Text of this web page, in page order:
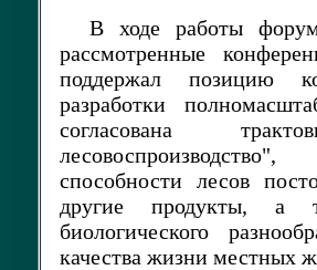
В ходе работы
рассмотренные
поддержал позицию
разработки
согласована
способности лесов
другие продукты, а
биологического
качества жизни местных